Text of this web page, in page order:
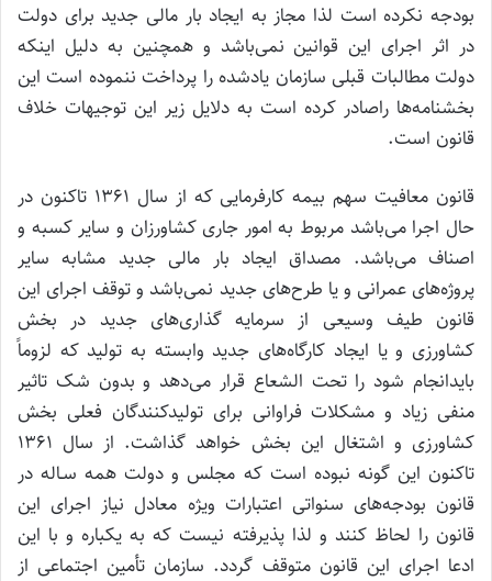
بودجه نکرده است لذا مجاز به ایجاد بار مالی جدید برای دولت
در اثر اجرای این قوانین نمی‌باشد و همچنین به دلیل اینکه
دولت مطالبات قبلی سازمان یادشده را پرداخت ننموده است این
بخشنامه‌ها راصادر کرده است به دلایل زیر این توجیهات خلاف
قانون است.
قانون معافیت سهم بیمه کارفرمایی که از سال ۱۳۶۱ تاکنون در
حال اجرا می‌باشد مربوط به امور جاری کشاورزان و سایر کسبه و
اصناف می‌باشد. مصداق ایجاد بار مالی جدید مشابه سایر
پروژه‌های عمرانی و یا طرح‌های جدید نمی‌باشد و توقف اجرای این
قانون طیف وسیعی از سرمایه گذاری‌های جدید در بخش
کشاورزی و یا ایجاد کارگاه‌های جدید وابسته به تولید که لزوماً
بایدانجام شود را تحت الشعاع قرار می‌دهد و بدون شک تاثیر
منفی زیاد و مشکلات فراوانی برای تولیدکنندگان فعلی بخش
کشاورزی و اشتغال این بخش خواهد گذاشت. از سال ۱۳۶۱
تاکنون این گونه نبوده است که مجلس و دولت همه سـاله در
قانون بودجه‌های سنواتی اعتبارات ویژه معادل نیاز اجرای این
قانون را لحاظ کنند و لذا پذیرفته نیست که به یکباره و با این
ادعا اجرای این قانون متوقف گردد. سازمان تأمین اجتماعی از